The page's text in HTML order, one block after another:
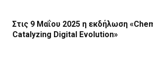
Στις 9 Μαΐου 2025 η εκδήλωση
Catalyzing Digital Evolution»